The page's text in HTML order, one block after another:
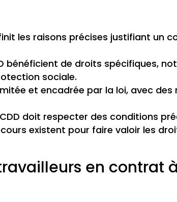
les raisons précises justifiant un
bénéficient de droits spécifiques,
sociale.
et encadrée par la loi, avec
doit respecter des conditions
existent pour faire valoir les
en contrat